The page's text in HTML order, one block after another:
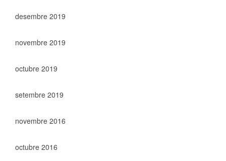
desembre 2019
novembre 2019
octubre 2019
setembre 2019
novembre 2016
octubre 2016